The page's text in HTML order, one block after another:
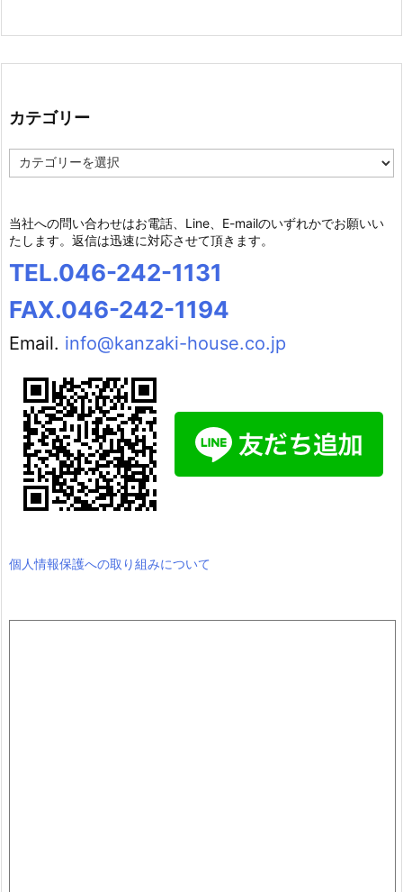
カテゴリー
テ
ー
当社への問い合わせはお電話、Line、E-mailのいずれかでお願いい
たします。返信は迅速に対応させて頂きます。
TEL.046-242-1131
FAX.046-242-1194
Email. info@kanzaki-house.co.jp
個人情報保護への取り組みについて